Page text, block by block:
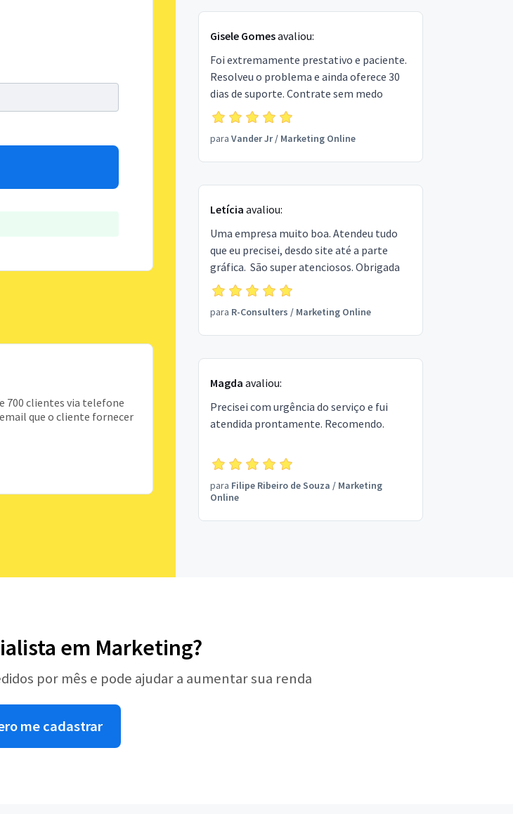
700 clientes via telefone
que o cliente fornecer
Gisele Gomesavaliou:
Foi extremamente prestativo e paciente.
Resolveu o problema e ainda oferece 30
dias de suporte. Contrate sem medo
para Vander Jr/ Marketing Online
Letícia avaliou:
Uma empresa muito boa. Atendeu tudo
que eu precisei, desdo site até a parte
gráfica. São super atenciosos. Obrigada
para R-Consulters / Marketing Online
Magda avaliou:
Precisei com urgência do serviço e fui
atendida prontamente. Recomendo.
para Filipe Ribeiro de Souza / Marketing
Online
em Marketing?
por mês e pode ajudar a aumentar sua renda
me cadastrar